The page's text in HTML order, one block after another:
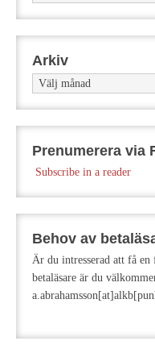
Arkiv
Arkiv
Prenumerera via
Subscribe in a reader
Behov av
Är du intresserad att få
betaläsare är du